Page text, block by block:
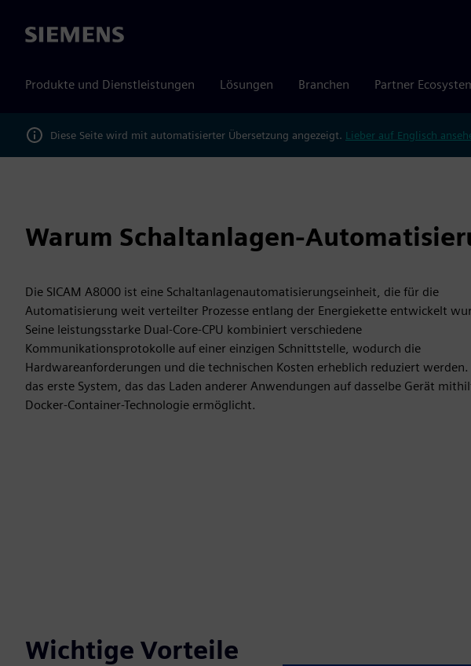
Siemens
Produkte und Dienstleistungen Lösungen Branchen Partner
Diese Seite wird mit automatisierter Übersetzung angezeigt. Lieber auf Englisch
Warum Schaltanlagen-
Die SICAM A8000 ist eine Schaltanlagenautomatisierungseinheit, die für die
Automatisierung weit verteilter Prozesse entlang der Energiekette entwickelt
Seine leistungsstarke Dual-Core-CPU kombiniert verschiedene
Kommunikationsprotokolle auf einer einzigen Schnittstelle, wodurch die
Hardwareanforderungen und die technischen Kosten erheblich reduziert werden.
das erste System, das das Laden anderer Anwendungen auf dasselbe Gerät
Docker-Container-Technologie ermöglicht.
Wichtige Vorteile